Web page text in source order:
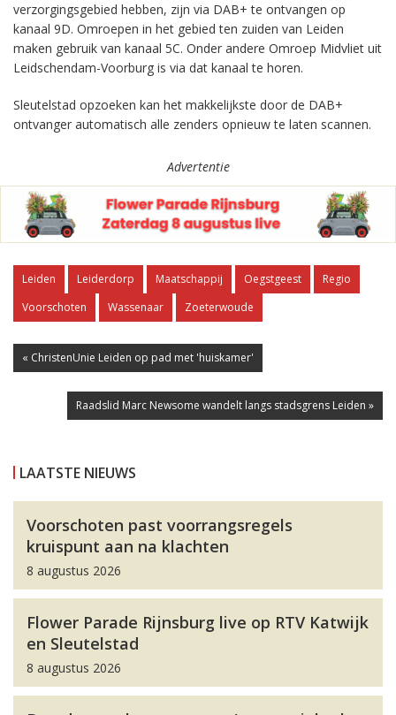
verzorgingsgebied hebben, zijn via DAB+ te ontvangen op
kanaal 9D. Omroepen in het gebied ten zuiden van Leiden
maken gebruik van kanaal 5C. Onder andere Omroep Midvliet uit
Leidschendam-Voorburg is via dat kanaal te horen.
Sleutelstad opzoeken kan het makkelijkste door de DAB+
ontvanger automatisch alle zenders opnieuw te laten scannen.
Advertentie
Leiden Leiderdorp Maatschappij Oegstgeest
Regio
Voorschoten
Wassenaar Zoeterwoude
« ChristenUnie Leiden op pad met 'huiskamer'
Raadslid Marc Newsome wandelt langs stadsgrens Leiden »
LAATSTE NIEUWS
Voorschoten past voorrangsregels
kruispunt aan na klachten
8 augustus 2026
Flower Parade Rijnsburg live op RTV Katwijk
en Sleutelstad
8 augustus 2026